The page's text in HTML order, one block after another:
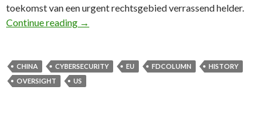
toekomst van een urgent rechtsgebied verrassend helder.
Continue reading 30e FD Column: Glocalisering – De
→
CHINA CYBERSECURITY EU FDCOLUMN
HISTORY
OVERSIGHT
US